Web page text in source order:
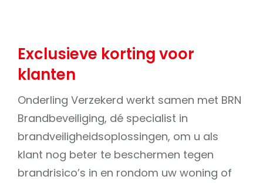
Exclusieve korting voor
klanten
Onderling Verzekerd werkt samen met BRN
Brandbeveiliging, dé specialist in
brandveiligheidsoplossingen, om u als
klant nog beter te beschermen tegen
brandrisico’s in en rondom uw woning of